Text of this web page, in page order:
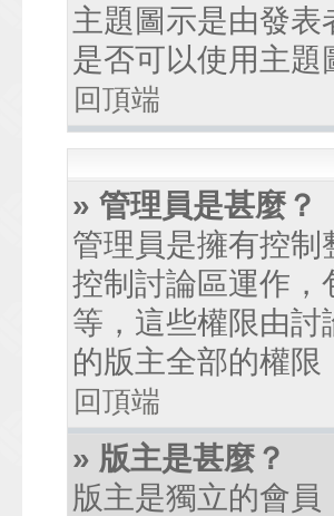
主題圖示是由發
是否可以使用主
回頂端
» 管理員是甚麼？
管理員是擁有控
控制討論區運作，
等，這些權限由
的版主全部的權
回頂端
» 版主是甚麼？
版主是獨立的會